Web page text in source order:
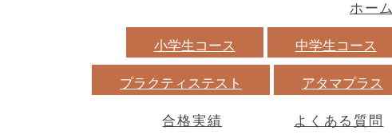
ホーム
小学生コース
中学生コース
プラクティステスト
アタマプラス
合格実績 よくある質問